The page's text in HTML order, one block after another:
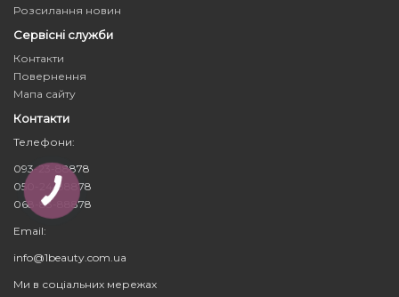
Розсилання новин
Сервісні служби
Контакти
Повернення
Мапа сайту
Контакти
Телефони:
093-23-88878
050-24-88878
068-83-88878
Email:
info@1beauty.com.ua
Ми в соціальних мережах